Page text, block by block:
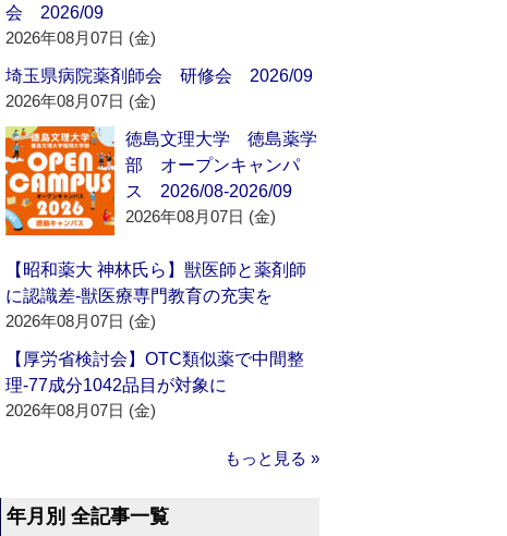
会 2026/09
2026年08月07日 (金)
埼玉県病院薬剤師会 研修会 2026/09
2026年08月07日 (金)
徳島文理大学 徳島薬学
部 オープンキャンパ
ス 2026/08-2026/09
2026年08月07日 (金)
【昭和薬大 神林氏ら】獣医師と薬剤師
に認識差‐獣医療専門教育の充実を
2026年08月07日 (金)
【厚労省検討会】OTC類似薬で中間整
理‐77成分1042品目が対象に
2026年08月07日 (金)
もっと見る »
年月別 全記事一覧